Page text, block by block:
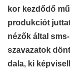
kor kezdődő
produkciót
nézők által
szavazatok
dala, ki